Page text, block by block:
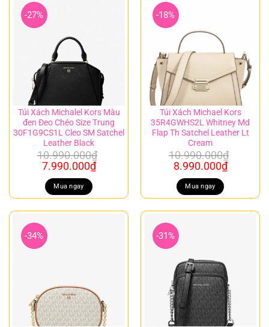
-27%
Túi Xách Michalel Kors Màu
đen Đeo Chéo Size Trung
30F1G9CS1L Cleo SM Satchel
Leather Black
10.990.000₫
Giá
gốc
là:
10.990.000₫.
7.990.000₫Giá
là:
7.990.000₫.
Mua ngay
-18%
Túi Xách Michael Kors
35R4GWHS2L Whitney Md
Flap Th Satchel Leather Lt
Cream
10.990.000₫
Giá
gốc
là:
10.990.000₫.
8.990.000₫Giá
là:
Mua ngay
-34% -31%